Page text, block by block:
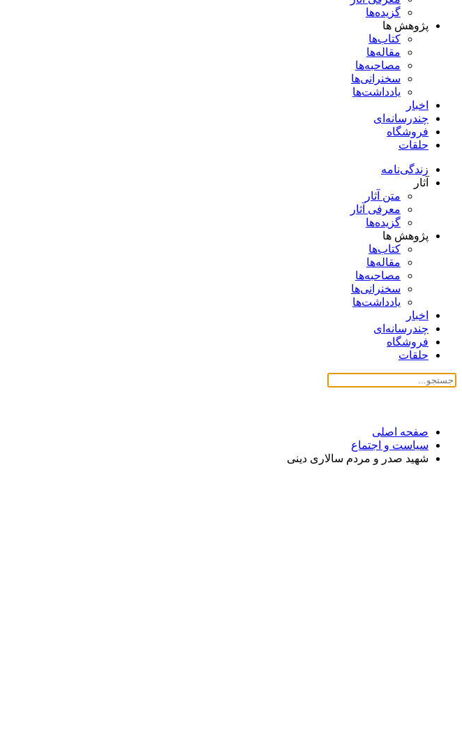
گزیده‌ها
پژوهش ها
کتاب‌ها
مقاله‌ها
مصاحبه‌ها
سخنرانی‌ها
یادداشت‌ها
اخبار
چندرسانه‌ای
فروشگاه
حلقات
زندگی‌نامه
آثار
متن آثار
معرفی آثار
گزیده‌ها
پژوهش ها
کتاب‌ها
مقاله‌ها
مصاحبه‌ها
سخنرانی‌ها
یادداشت‌ها
اخبار
چندرسانه‌ای
فروشگاه
حلقات
صفحه اصلی
سیاست و اجتماع
شهید صدر و مردم سالاری دینی